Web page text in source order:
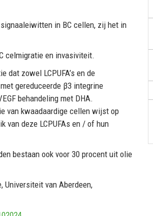
signaaleiwitten in BC cellen, zij het in
celmigratie en invasiviteit.
dat zowel LCPUFA’s en de
gereduceerde β3 integrine
behandeling met DHA.
van kwaadaardige cellen wijst op
van deze LCPUFAs en / of hun
bestaan ook voor 30 procent uit olie
Universiteit van Aberdeen,